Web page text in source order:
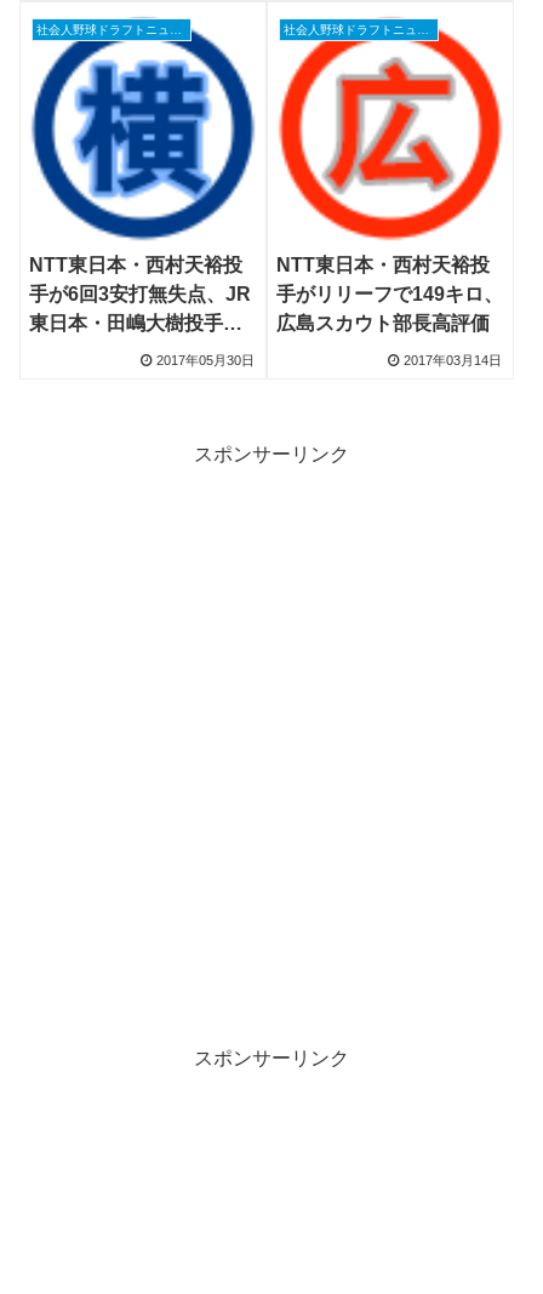
NTT東日本・西村天裕投
手が6回3安打無失点、JR
東日本・田嶋大樹投手と
の投げ合いにDeNAなど9
2017年05月30日
NTT東日本・西村天裕投
手がリリーフで149キロ、
広島スカウト部長高評価
2017年03月14日
スポンサーリンク
スポンサーリンク